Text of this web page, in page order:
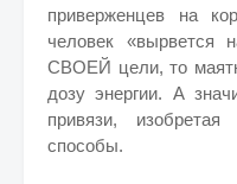
приверженцев на
человек «вырвется
СВОЕЙ цели, то
дозу энергии. А
привязи,
способы.